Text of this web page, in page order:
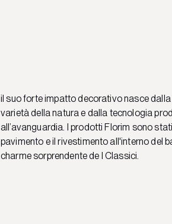
il suo forte impatto decorativo nasce
varietà della natura e dalla tecnologia
all’avanguardia. I prodotti Florim sono
pavimento e il rivestimento all'interno del
charme sorprendente de I Classici.